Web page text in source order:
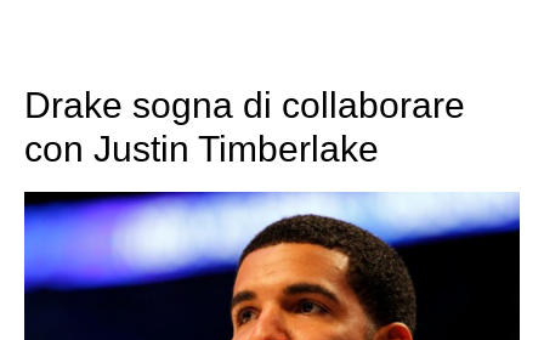
Drake sogna di collaborare
con Justin Timberlake